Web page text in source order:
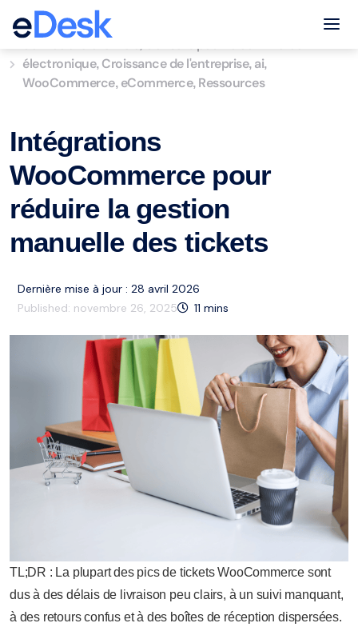
eCommerce Support Central
électronique, Croissance de l'entreprise, ai,
WooCommerce, eCommerce, Ressources
Intégrations
WooCommerce pour
réduire la gestion
manuelle des tickets
Dernière mise à jour : 28 avril 2026
Published: novembre 26, 2025 11 mins
TL;DR : La plupart des pics de tickets WooCommerce sont
dus à des délais de livraison peu clairs, à un suivi manquant,
à des retours confus et à des boîtes de réception dispersées.